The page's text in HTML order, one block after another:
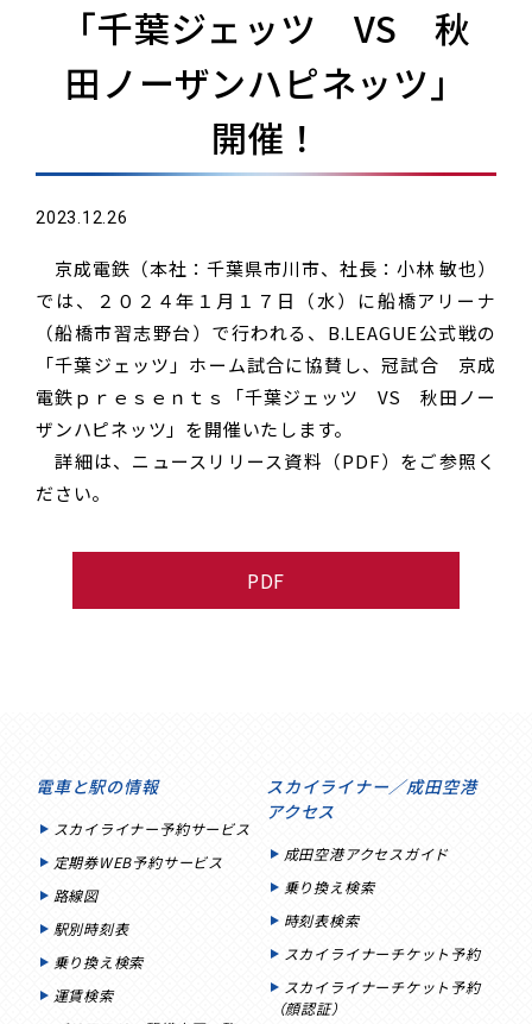
「千葉ジェッツ VS 秋
田ノーザンハピネッツ」
開催！
2023.12.26
京成電鉄（本社：千葉県市川市、社長：小林 敏也）
では、２０２４年１月１７日（水）に船橋アリーナ
（船橋市習志野台）で行われる、B.LEAGUE公式戦の
「千葉ジェッツ」ホーム試合に協賛し、冠試合 京成
電鉄ｐｒｅｓｅｎｔｓ「千葉ジェッツ VS 秋田ノー
ザンハピネッツ」を開催いたします。
詳細は、ニュースリリース資料（PDF）をご参照く
ださい。
PDF
電車と駅の情報
スカイライナー予約サービス
定期券WEB予約サービス
路線図
駅別時刻表
乗り換え検索
運賃検索
スカイライナー／成田空港
アクセス
成田空港アクセスガイド
乗り換え検索
時刻表検索
スカイライナーチケット予約
スカイライナーチケット予約
（顔認証）